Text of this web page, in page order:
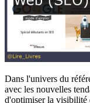
Dans l'univers du
avec les nouvelles
d'optimiser la visibilité